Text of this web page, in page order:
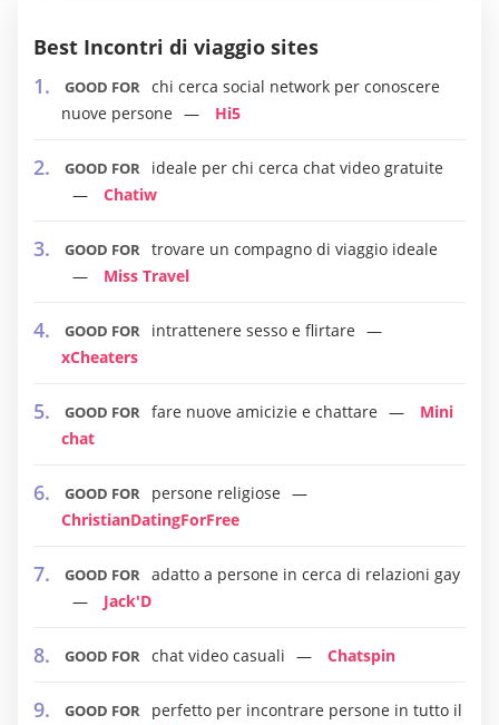
Best Incontri di viaggio sites
GOOD FOR chi cerca social network per conoscere
nuove persone
Hi5
GOOD FOR
ideale per chi cerca chat video gratuite
Chatiw
GOOD FOR trovare un compagno di viaggio ideale
Miss Travel
GOOD FOR
intrattenere sesso e flirtare
xCheaters
GOOD FOR fare nuove amicizie e chattare
Mini
chat
GOOD FOR
persone religiose
ChristianDatingForFree
GOOD FOR adatto a persone in cerca di relazioni gay
Jack'D
GOOD FOR chat video casuali Chatspin
GOOD FOR
perfetto per incontrare persone in tutto il